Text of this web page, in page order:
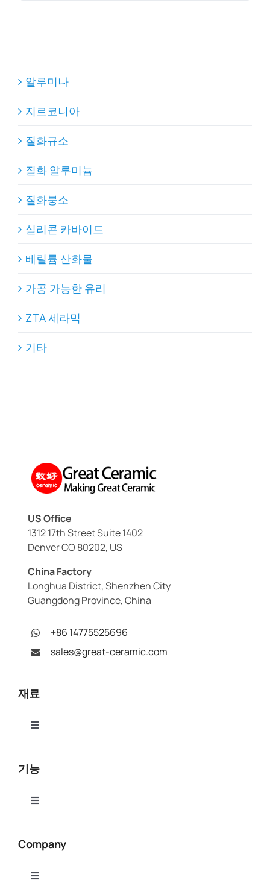
알루미나
지르코니아
질화규소
질화 알루미늄
질화붕소
실리콘 카바이드
베릴륨 산화물
가공 가능한 유리
ZTA 세라믹
기타
US Office
1312 17th Street Suite 1402
Denver CO 80202, US
China Factory
Longhua District, Shenzhen City
Guangdong Province, China
+86 14775525696
sales@great-ceramic.com
재료
Toggle
질화 알루미늄(AlN)
베릴륨 산화물(BeO)
기능
Toggle
세라믹 연마 및 연마
Company
Toggle